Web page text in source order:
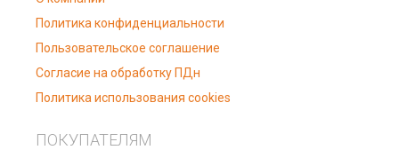
Политика конфиденциальности
Пользовательское соглашение
Согласие на обработку ПДн
Политика использования cookies
ПОКУПАТЕЛЯМ